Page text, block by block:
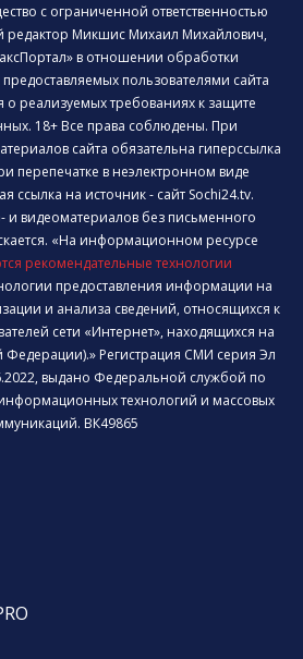
с ограниченной ответственностью
редактор Микшис Михаил Михайлович,
в отношении обработки
пользователями сайта
о реализуемых требованиях к защите
18+ Все права соблюдены. При
сайта обязательна гиперссылка
перепечатке в неэлектронном виде
ссылка на источник - сайт Sochi24.tv.
и видеоматериалов без письменного
«На информационном ресурсе
рекомендательные технологии
предоставления информации на
и анализа сведений, относящихся к
сети «Интернет», находящихся на
Федерации).» Регистрация СМИ серия Эл
выдано Федеральной службой по
технологий и массовых
ВК49865